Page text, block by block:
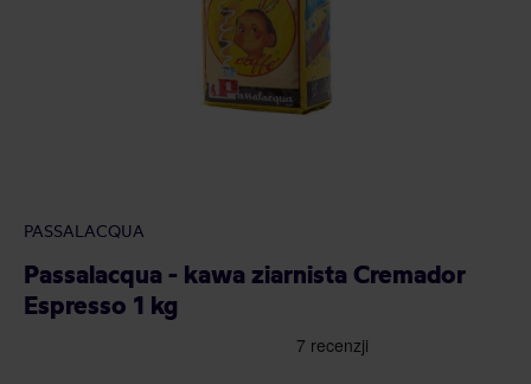
PASSALACQUA
Passalacqua - kawa ziarnista Cremador
Espresso 1 kg